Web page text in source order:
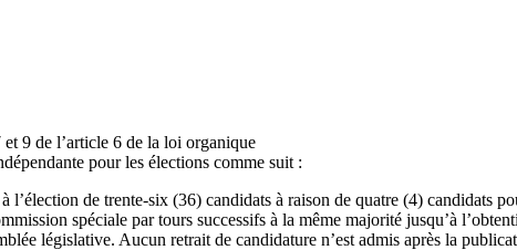
9 de l’article 6 de la loi organique
pour les élections comme suit :
l’élection de trente-six (36) candidats à raison de quatre (4) candidats
spéciale par tours successifs à la même majorité jusqu’à
législative. Aucun retrait de candidature n’est admis après la